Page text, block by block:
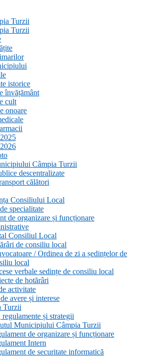
Turzii
Turzii
istorice
învățământ
cult
onoare
Câmpia Turzii
descentralizate
călători
Consiliului Local
specialitate
de organizare și funcționare
Consiliul Local
de consiliu local
/ Ordinea de zi a ședințelor de
local
verbale sedințe de consiliu local
de hotărâri
activitate
avere și interese
Turzii
și strategii
Municipiului Câmpia Turzii
de organizare și funcționare
Intern
de securitate informatică